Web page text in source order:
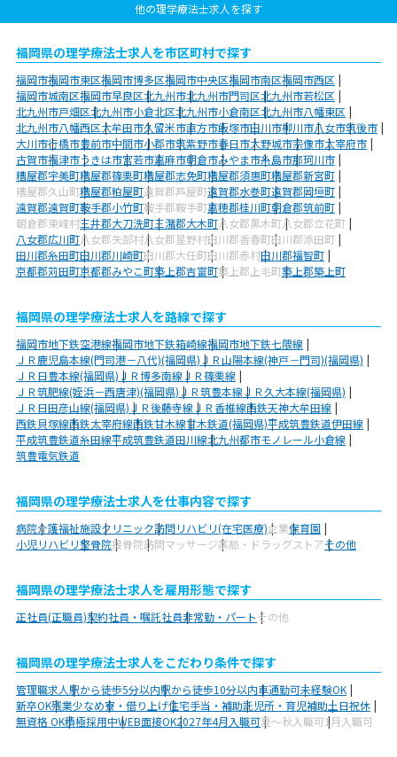
他の理学療法士求人を探す
福岡県の理学療法士求人を市区町村で探す
福岡市福岡市東区福岡市博多区福岡市中央区福岡市南区福岡市西区
福岡市城南区福岡市早良区北九州市北九州市門司区北九州市若松区
北九州市戸畑区北九州市小倉北区北九州市小倉南区北九州市八幡東区
北九州市八幡西区大牟田市久留米市直方市飯塚市田川市柳川市八女市筑後市
大川市行橋市豊前市中間市小郡市筑紫野市春日市大野城市宗像市太宰府市
古賀市福津市うきは市宮若市嘉麻市朝倉市みやま市糸島市那珂川市
糟屋郡宇美町糟屋郡篠栗町糟屋郡志免町糟屋郡須惠町糟屋郡新宮町
糟屋郡久山町糟屋郡粕屋町遠賀郡芦屋町遠賀郡水巻町遠賀郡岡垣町
遠賀郡遠賀町鞍手郡小竹町鞍手郡鞍手町嘉穂郡桂川町朝倉郡筑前町
朝倉郡東峰村三井郡大刀洗町三潴郡大木町八女郡黒木町八女郡立花町
八女郡広川町八女郡矢部村八女郡星野村田川郡香春町田川郡添田町
田川郡糸田町田川郡川崎町田川郡大任町田川郡赤村田川郡福智町
京都郡苅田町京都郡みやこ町築上郡吉富町築上郡上毛町築上郡築上町
福岡県の理学療法士求人を路線で探す
福岡市地下鉄空港線福岡市地下鉄箱崎線福岡市地下鉄七隈線
ＪＲ鹿児島本線(門司港－八代)(福岡県)ＪＲ山陽本線(神戸－門司)(福岡県)
ＪＲ日豊本線(福岡県)ＪＲ博多南線ＪＲ篠栗線
ＪＲ筑肥線(姪浜－西唐津)(福岡県)ＪＲ筑豊本線ＪＲ久大本線(福岡県)
ＪＲ日田彦山線(福岡県)ＪＲ後藤寺線ＪＲ香椎線西鉄天神大牟田線
西鉄貝塚線西鉄太宰府線西鉄甘木線甘木鉄道(福岡県)平成筑豊鉄道伊田線
平成筑豊鉄道糸田線平成筑豊鉄道田川線北九州都市モノレール小倉線
筑豊電気鉄道
福岡県の理学療法士求人を仕事内容で探す
病院介護福祉施設クリニック訪問リハビリ(在宅医療)企業保育園
小児リハビリ整骨院接骨院訪問マッサージ薬局・ドラッグストアその他
福岡県の理学療法士求人を雇用形態で探す
正社員(正職員)契約社員・嘱託社員非常勤・パートその他
福岡県の理学療法士求人をこだわり条件で探す
管理職求人駅から徒歩5分以内駅から徒歩10分以内車通勤可未経験OK
新卒OK残業少なめ寮・借り上げ住宅手当・補助託児所・育児補助土日祝休
無資格 OK積極採用中WEB面接OK2027年4月入職可夏～秋入職可1月入職可